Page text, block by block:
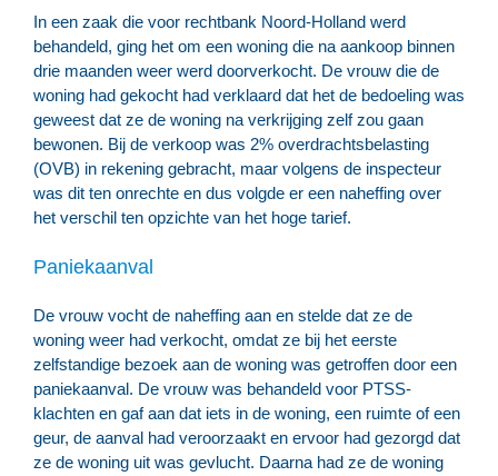
In een zaak die voor rechtbank Noord-Holland werd
behandeld, ging het om een woning die na aankoop binnen
drie maanden weer werd doorverkocht. De vrouw die de
woning had gekocht had verklaard dat het de bedoeling was
geweest dat ze de woning na verkrijging zelf zou gaan
bewonen. Bij de verkoop was 2% overdrachtsbelasting
(OVB) in rekening gebracht, maar volgens de inspecteur
was dit ten onrechte en dus volgde er een naheffing over
het verschil ten opzichte van het hoge tarief.
Paniekaanval
De vrouw vocht de naheffing aan en stelde dat ze de
woning weer had verkocht, omdat ze bij het eerste
zelfstandige bezoek aan de woning was getroffen door een
paniekaanval. De vrouw was behandeld voor PTSS-
klachten en gaf aan dat iets in de woning, een ruimte of een
geur, de aanval had veroorzaakt en ervoor had gezorgd dat
ze de woning uit was gevlucht. Daarna had ze de woning